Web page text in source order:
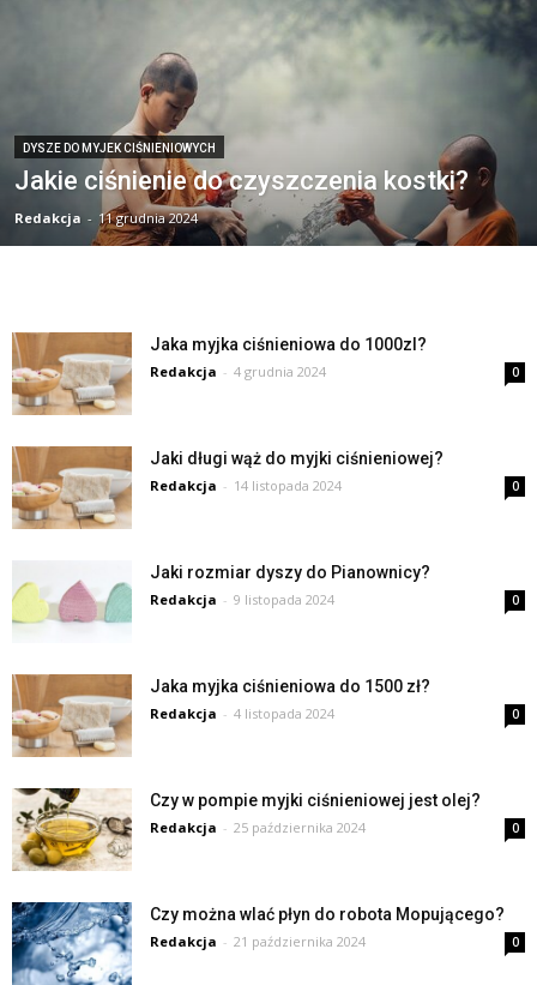
DYSZE DO MYJEK CIŚNIENIOWYCH
Jakie ciśnienie do czyszczenia kostki?
Redakcja - 11 grudnia 2024
Jaka myjka ciśnieniowa do 1000zl?
Redakcja - 4 grudnia 2024 0
Jaki długi wąż do myjki ciśnieniowej?
Redakcja - 14 listopada 2024 0
Jaki rozmiar dyszy do Pianownicy?
Redakcja - 9 listopada 2024 0
Jaka myjka ciśnieniowa do 1500 zł?
Redakcja - 4 listopada 2024 0
Czy w pompie myjki ciśnieniowej jest olej?
Redakcja - 25 października 2024 0
Czy można wlać płyn do robota Mopującego?
Redakcja - 21 października 2024 0